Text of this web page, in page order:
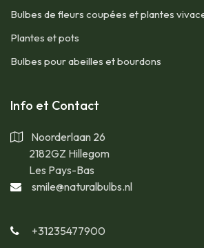
Bulbes de fleurs coupées et plantes
​Plantes et pots
​Bulbes pour abeilles et bourdons
​Info et Contact
Noorderlaan 26
2182GZ Hillegom
Les Pays-Bas
smile@naturalbulbs.nl
+31235477900